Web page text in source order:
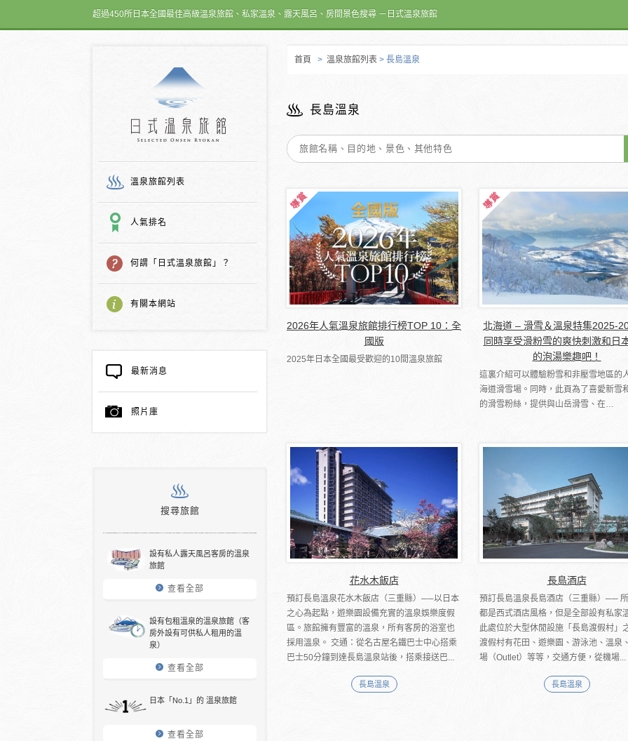
超過450所日本全國最佳高級溫泉旅館、私家溫泉、露天風呂、房間景色搜尋 －日式溫泉旅館
溫泉旅館列表
人氣排名
何謂「日式溫泉旅館」？
有關本網站
最新消息
照片庫
搜尋旅館
設有私人露天風呂客房的溫泉
旅館
查看全部
設有包租溫泉的溫泉旅館（客
房外設有可供私人租用的溫
泉）
查看全部
日本「No.1」的 溫泉旅館
查看全部
首頁 > 溫泉旅館列表 > 長島溫泉
長島溫泉
2026年人氣溫泉旅館排行榜TOP 10：全
國版
2025年日本全國最受歡迎的10間溫泉旅館
北海道 – 滑雪＆溫泉特集2025-
同時享受滑粉雪的爽快刺激和日
的泡湯樂趣吧！
這裏介紹可以體驗粉雪和非壓雪地區的
海道滑雪場。同時，此頁為了喜愛新雪
的滑雪粉絲，提供與山岳滑雪、在…
花水木飯店
預訂長島溫泉花水木飯店（三重縣）──以日本
之心為起點，遊樂園設備充實的溫泉娛樂度假
區。旅館擁有豐富的溫泉，所有客房的浴室也
採用溫泉。 交通：從名古屋名鐵巴士中心搭乘
巴士50分鐘到達長島溫泉站後，搭乘接送巴...
長島溫泉
長島酒店
預訂長島溫泉長島酒店（三重縣）──
都是西式酒店風格，但是全部設有私家
此處位於大型休閒設施「長島渡假村」
渡假村有花田、遊樂園、游泳池、溫泉
場（Outlet）等等，交通方便，從機場...
長島溫泉